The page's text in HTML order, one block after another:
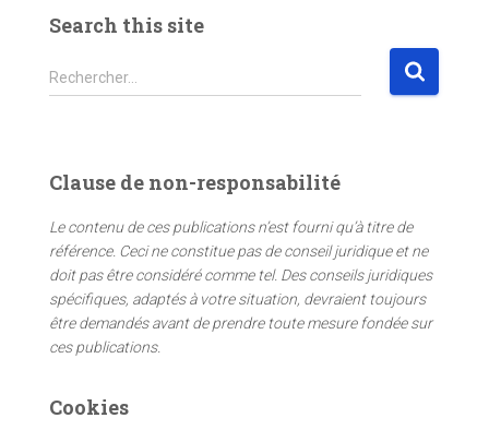
Search this site
R
e
r
h
e
r
:
Rechercher…
Clause de non-responsabilité
Le contenu de ces publications n’est fourni qu’à titre de
référence. Ceci ne constitue pas de conseil juridique et ne
doit pas être considéré comme tel. Des conseils juridiques
spécifiques, adaptés à votre situation, devraient toujours
être demandés avant de prendre toute mesure fondée sur
ces publications.
Cookies